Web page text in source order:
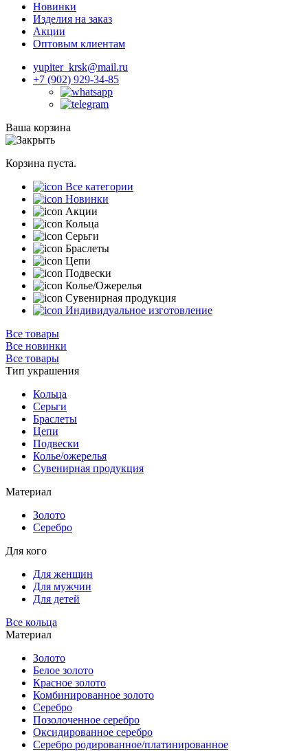
Новинки
Изделия на заказ
Акции
Оптовым клиентам
yupiter_krsk@mail.ru
+7 (902) 929-34-85
Ваша корзина
Корзина пуста.
Все категории
Новинки
Акции
Кольца
Серьги
Браслеты
Цепи
Подвески
Колье/Ожерелья
Сувенирная продукция
Индивидуальное изготовление
Все товары
Все новинки
Все товары
Тип украшения
Кольца
Серьги
Браслеты
Цепи
Подвески
Колье/ожерелья
Сувенирная продукция
Материал
Золото
Серебро
Для кого
Для женщин
Для мужчин
Для детей
Все кольца
Материал
Золото
Белое золото
Красное золото
Комбинированное золото
Серебро
Позолоченное серебро
Оксидированное серебро
Серебро родированное/платинированное